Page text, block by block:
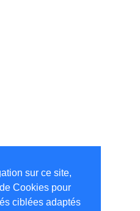
sur ce site,
Cookies pour
ciblées adaptés